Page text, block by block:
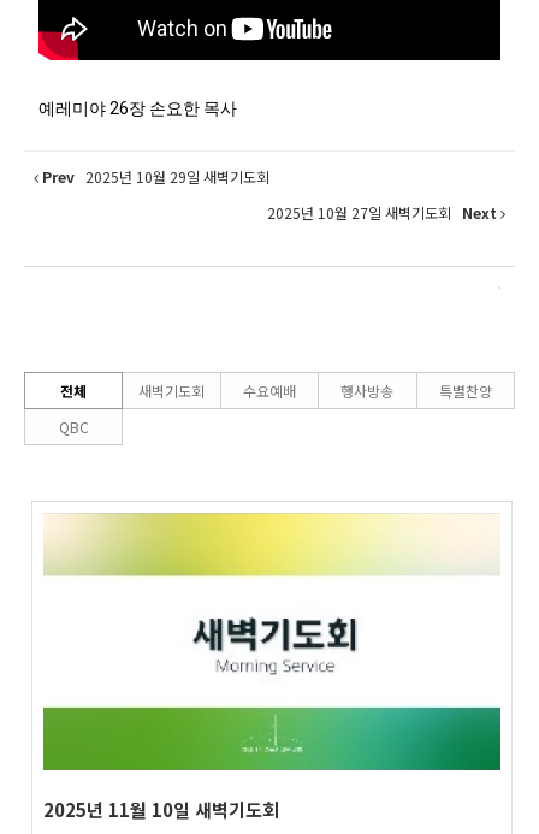
예레미야 26장 손요한 목사
Prev 2025년 10월 29일 새벽기도회
2025년 10월 27일 새벽기도회
Next
전체 새벽기도회 수요예배 행사방송
특별찬양
QBC
2025년 11월 10일 새벽기도회